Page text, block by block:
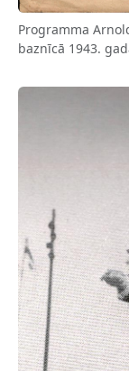
Programma
baznīcā 1943.